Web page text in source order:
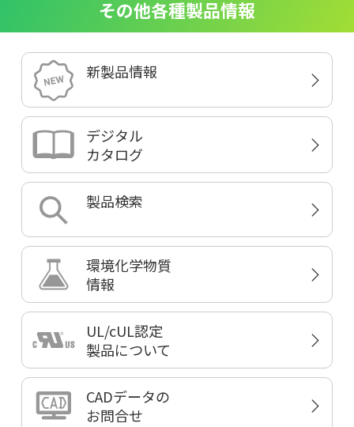
その他各種製品情報
新製品情報
デジタル
カタログ
製品検索
環境化学物質
情報
UL/cUL認定
製品について
CADデータの
お問合せ